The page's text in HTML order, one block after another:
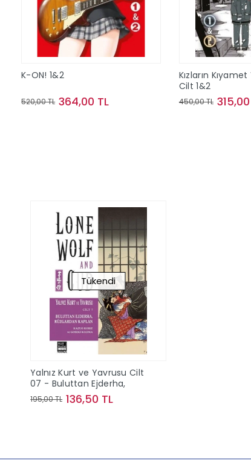
K-ON! 1&2
520,00 TL 364,00 TL
Kızların
Cilt 1&2
450,00 TL
Tükendi
Yalnız Kurt ve Yavrusu Cilt
07 - Buluttan Ejderha,
195,00 TL 136,50 TL